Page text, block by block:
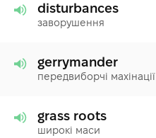
disturbances
заворушення
gerrymander
передвиборчі махінації
grass roots
широкі маси